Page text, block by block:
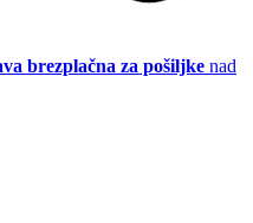
brezplačna za pošiljke nad